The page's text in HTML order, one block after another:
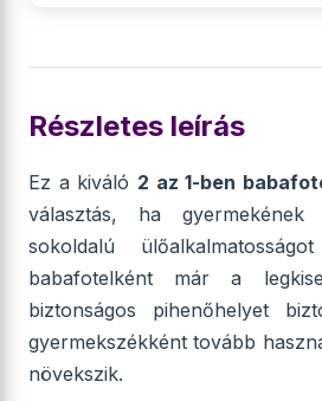
Részletes leírás
Ez a kiváló 2 az 1-ben
választás, ha
sokoldalú
babafotelként már a
biztonságos pihenőhelyet
gyermekszékként tovább
növekszik.